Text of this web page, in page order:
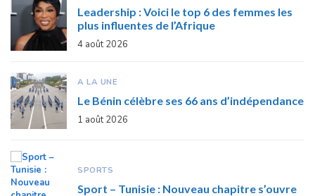
Leadership : Voici le top 6 des femmes les
plus influentes de l’Afrique
4 août 2026
A LA UNE
Le Bénin célèbre ses 66 ans d’indépendance
1 août 2026
SPORTS
Sport – Tunisie : Nouveau chapitre s’ouvre